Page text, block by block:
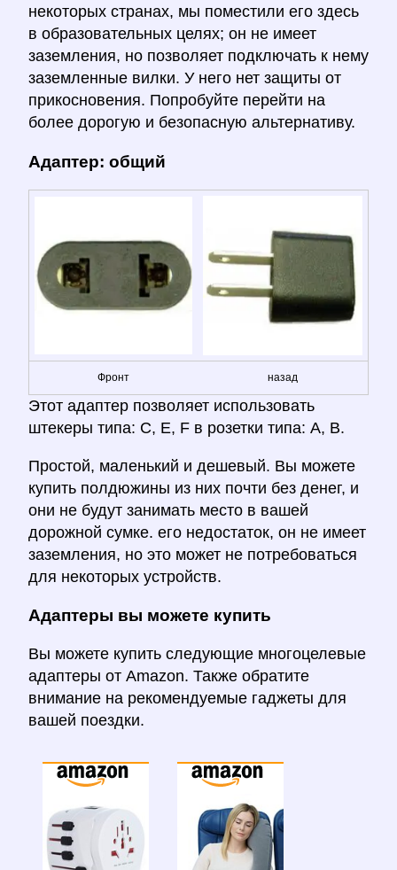
некоторых странах, мы поместили его здесь
в образовательных целях; он не имеет
заземления, но позволяет подключать к нему
заземленные вилки. У него нет защиты от
прикосновения. Попробуйте перейти на
более дорогую и безопасную альтернативу.
Адаптер: общий
Фронт назад
Этот адаптер позволяет использовать
штекеры типа: C, E, F в розетки типа: A, B.
Простой, маленький и дешевый. Вы можете
купить полдюжины из них почти без денег, и
они не будут занимать место в вашей
дорожной сумке. его недостаток, он не имеет
заземления, но это может не потребоваться
для некоторых устройств.
Адаптеры вы можете купить
Вы можете купить следующие многоцелевые
адаптеры от Amazon. Также обратите
внимание на рекомендуемые гаджеты для
вашей поездки.